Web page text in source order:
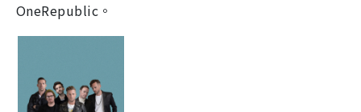
OneRepublic。